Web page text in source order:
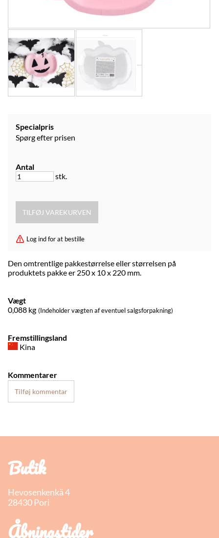
Specialpris
Spørg efter prisen
Antal
stk.
Log ind for at bestille
Den omtrentlige pakkestørrelse eller størrelsen på
produktets pakke er 250 x 10 x 220 mm.
Vægt
0,088 kg (Indeholder vægten af eventuel salgsforpakning)
Fremstillingsland
Kina
Kommentarer
Tilføj kommentar
Butik
Hevosenkenkä 4
28430 Pori
Åbningstider